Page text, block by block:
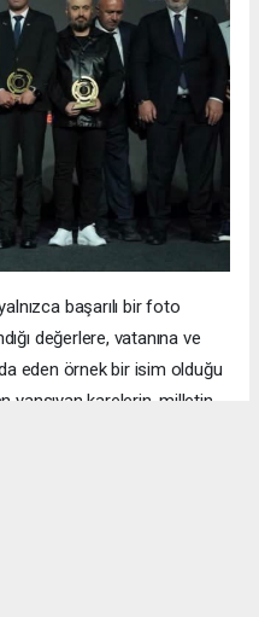
başarılı bir foto
değerlere, vatanına ve
eden örnek bir isim olduğu
yansıyan karelerin, milletin